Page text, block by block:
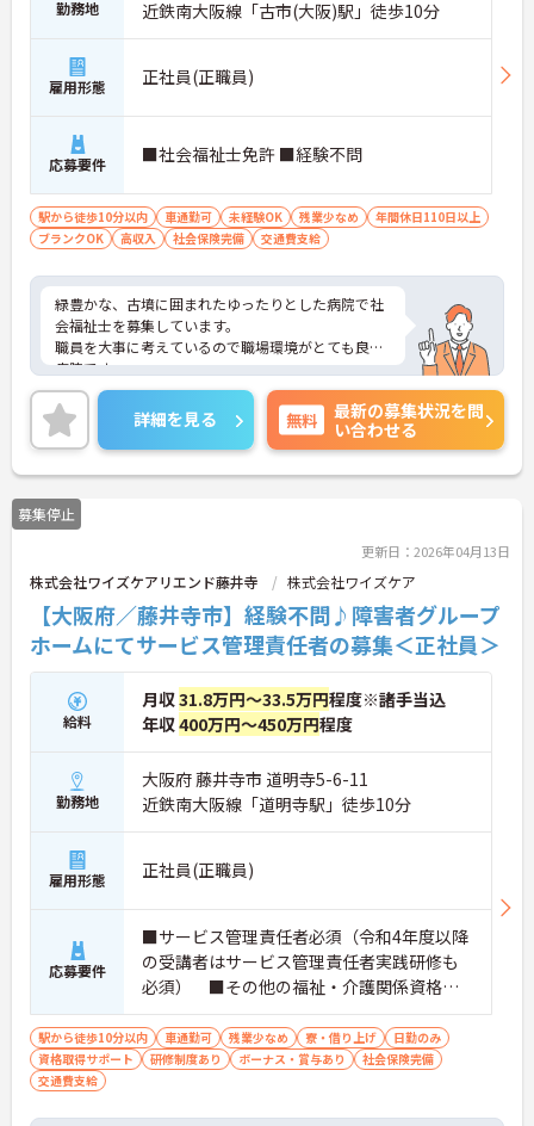
勤務地 近鉄南大阪線「古市(大阪)駅」徒歩10分
雇用形態 正社員(正職員)
応募要件 ■社会福祉士免許 ■経験不問
駅から徒歩10分以内 車通勤可 未経験OK 残業少なめ
年間休日110日以上
ブランクOK
高収入 社会保険完備 交通費支給
緑豊かな、古墳に囲まれたゆったりとした病院で社
会福祉士を募集しています。
職員を大事に考えているので職場環境がとても良い
病院です。
高度な医用機器を導入し、地域の中核的医療施設を
目指しており、またグループとしてチーム連携を図
り、在宅の医療・介護の介護関連施設の運営にも力
を注いでおります。
ご興味がある方は是非一度マイナビまでお問い合わ
せください。さらに詳細などお伝えします！
詳細を見る 無料
最新の募集状況を問
い合わせる
募集停止
更新日：2026年04月13日
株式会社ワイズケアリエンド藤井寺 株式会社ワイズケア
【大阪府／藤井寺市】経験不問♪障害者グループ
ホームにてサービス管理責任者の募集＜正社員＞
給料
月収31.8万円～33.5万円程度※諸手当込
年収400万円～450万円程度
勤務地
大阪府 藤井寺市 道明寺5-6-11
近鉄南大阪線「道明寺駅」徒歩10分
雇用形態 正社員(正職員)
応募要件
■サービス管理責任者必須（令和4年度以降
の受講者はサービス管理責任者実践研修も
必須） ■その他の福祉・介護関係資格あ
れば尚可 ■普通自動車運転免許（AT限定
可）必須 ■必要なPCスキル：簡単なパソ
コン入力（エクセル・ワード必須） ■経
駅から徒歩10分以内 車通勤可 残業少なめ 寮・借り上げ
日勤のみ
資格取得サポート
研修制度あり ボーナス・賞与あり
社会保険完備
交通費支給